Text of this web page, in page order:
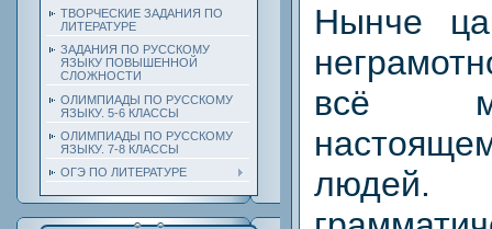
ТВОРЧЕСКИЕ ЗАДАНИЯ ПО
ЛИТЕРАТУРЕ
ЗАДАНИЯ ПО РУССКОМУ
ЯЗЫКУ ПОВЫШЕННОЙ
СЛОЖНОСТИ
ОЛИМПИАДЫ ПО РУССКОМУ
ЯЗЫКУ. 5-6 КЛАССЫ
ОЛИМПИАДЫ ПО РУССКОМУ
ЯЗЫКУ. 7-8 КЛАССЫ
ОГЭ ПО ЛИТЕРАТУРЕ
Нынче
всё
людей.